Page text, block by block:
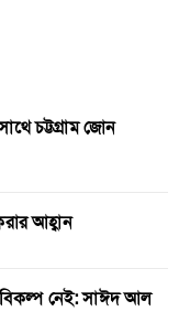
চট্টগ্রাম জোন
আহ্বান
বিকল্প নেই: সাঈদ আল